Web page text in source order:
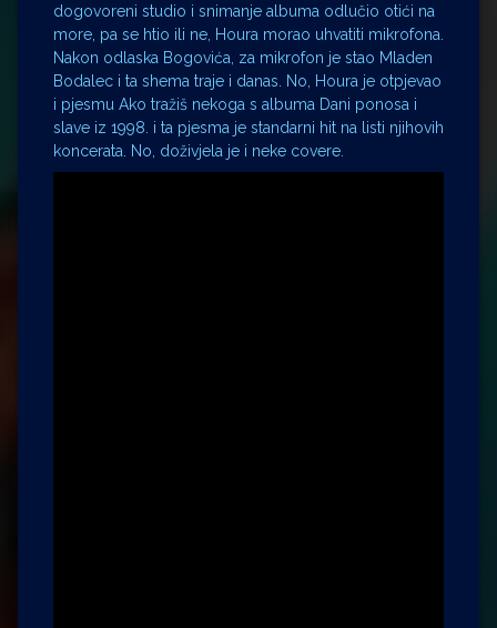
dogovoreni studio i snimanje albuma odlučio otići na
more, pa se htio ili ne, Houra morao uhvatiti mikrofona.
Nakon odlaska Bogovića, za mikrofon je stao Mladen
Bodalec i ta shema traje i danas. No, Houra je otpjevao
i pjesmu Ako tražiš nekoga s albuma Dani ponosa i
slave iz 1998. i ta pjesma je standarni hit na listi njihovih
koncerata. No, doživjela je i neke covere.